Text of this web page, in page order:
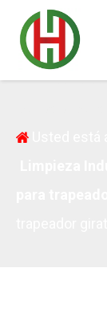
Almohadilla